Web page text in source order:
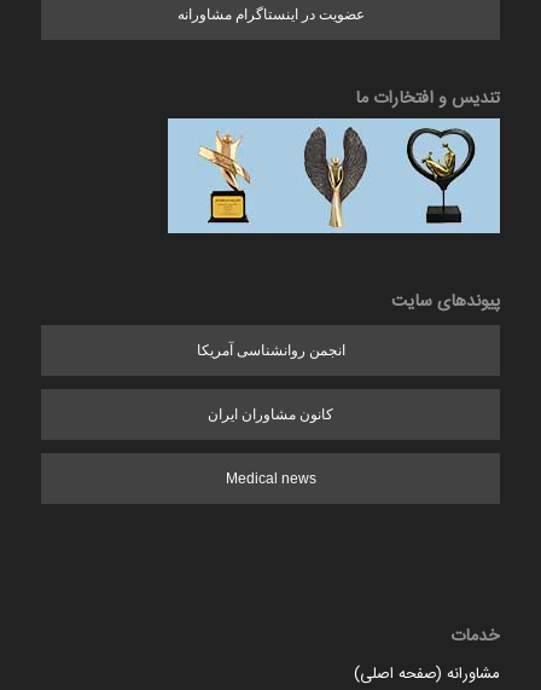
عضویت در اینستاگرام مشاورانه
تندیس و افتخارات ما
پیوندهای سایت
انجمن روانشناسی آمریکا
کانون مشاوران ایران
Medical news
خدمات
مشاورانه (صفحه اصلی)